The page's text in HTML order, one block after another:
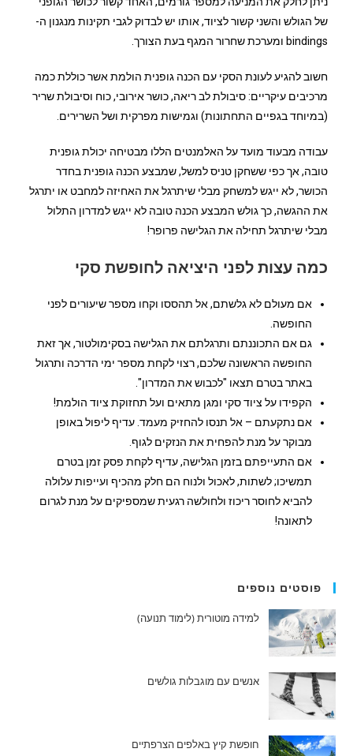
של הגולש והשני קשור לציוד, אותו יש לבדוק לגבי תקינות מנגנון ה-
bindings ומערכת שחרור המגף בעת הצורך.
חשוב להגיע לעונת הסקי עם הכנה גופנית הולמת אשר כוללת כמה
מרכיבים עיקריים: סיבולת לב ריאה, כושר אירובי, כוח וסיבולת שריר
(במיוחד בגפיים התחתונות) וגמישות מפרקית ושל השרירים.
עבודה מבעוד מועד על האלמנטים הללו מבטיחה יכולת גופנית
טובה, אך כפי ששחקן טניס למשל, שמבצע הכנה גופנית בחדר
הכושר, לא ייגש למשחק מבלי שיתרגל את האחיזה למחבט או יתרגל
את ההגשה, כך גולש המבצע הכנה טובה לא ייגש למדרון התלול
מבלי שיתרגל תחילה את הגלישה פרופר!
כמה עצות לפני היציאה לחופשת סקי
אם מעולם לא גלשתם, אל תהססו וקחו מספר שיעורים לפני
החופשה.
גם אם התכוננתם ותרגלתם את הגלישה בסקימולטור, אך זאת
החופשה הראשונה שלכם, רצוי לקחת מספר ימי הדרכה ותרגול
באתר בטרם תצאו "לכבוש את המדרון".
הקפידו על ציוד סקי ומגן מתאים ועל תחזוקת ציוד הולמת!
אם נתקעתם – אל תנסו להחזיק מעמד. עדיף ליפול באופן
מבוקר על מנת להפחית את הנזקים לגוף.
אם התעייפתם בזמן הגלישה, עדיף לקחת פסק זמן בטרם
תמשיכו; לשתות, לאכול ולנוח הם חלק מהכיף ועייפות עלולה
להביא לחוסר ריכוז ולחולשה רגעית שמספיקים על מנת לגרום
לתאונה!
פוסטים נוספים
למידה מוטורית (לימוד תנועה)
אנשים עם מוגבלות גולשים
חופשת קיץ באלפים הצרפתיים